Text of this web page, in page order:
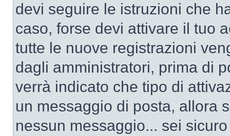
devi seguire le istruzioni che
caso, forse devi attivare il tuo
tutte le nuove registrazioni
dagli amministratori, prima di
verrà indicato che tipo di
un messaggio di posta, allora
nessun messaggio... sei